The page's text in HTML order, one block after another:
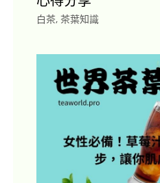
白茶, 茶葉知識